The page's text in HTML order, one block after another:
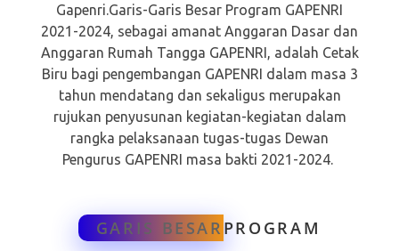
Gapenri.Garis-Garis Besar Program GAPENRI
2021-2024, sebagai amanat Anggaran Dasar dan
Anggaran Rumah Tangga GAPENRI, adalah Cetak
Biru bagi pengembangan GAPENRI dalam masa 3
tahun mendatang dan sekaligus merupakan
rujukan penyusunan kegiatan-kegiatan dalam
rangka pelaksanaan tugas-tugas Dewan
Pengurus GAPENRI masa bakti 2021-2024.
GARIS BESAR PROGRAM